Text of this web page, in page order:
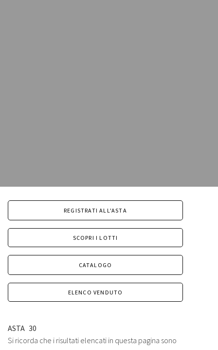
REGISTRATI ALL'ASTA
SCOPRI I LOTTI
CATALOGO
ELENCO VENDUTO
ASTA 30
Si ricorda che i risultati elencati in questa pagina sono